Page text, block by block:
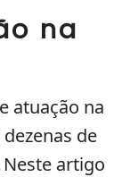
na
atuação na
de
artigo